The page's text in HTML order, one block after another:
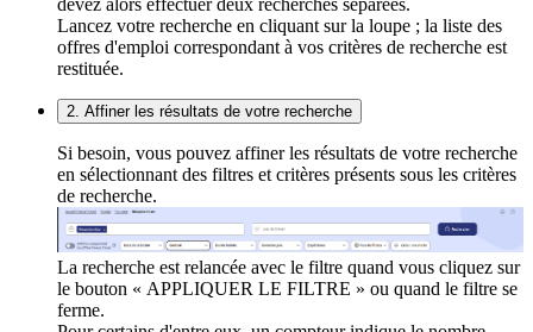
devez alors effectuer deux recherches séparées.
Lancez votre recherche en cliquant sur la loupe ; la liste des
offres d'emploi correspondant à vos critères de recherche est
restituée.
2. Affiner les résultats de votre recherche
Si besoin, vous pouvez affiner les résultats de votre recherche
en sélectionnant des filtres et critères présents sous les critères
de recherche.
La recherche est relancée avec le filtre quand vous cliquez sur
le bouton « APPLIQUER LE FILTRE » ou quand le filtre se
ferme.